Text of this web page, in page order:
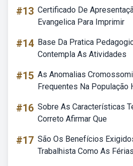
#13 Certificado De
Evangelica Para Imprimir
#14 Base Da Pratica
Contempla As Atividades
#15 As Anomalias
Frequentes Na População
#16 Sobre As Características
Correto Afirmar Que
#17 São Os Benefícios
Trabalhista Como As Férias